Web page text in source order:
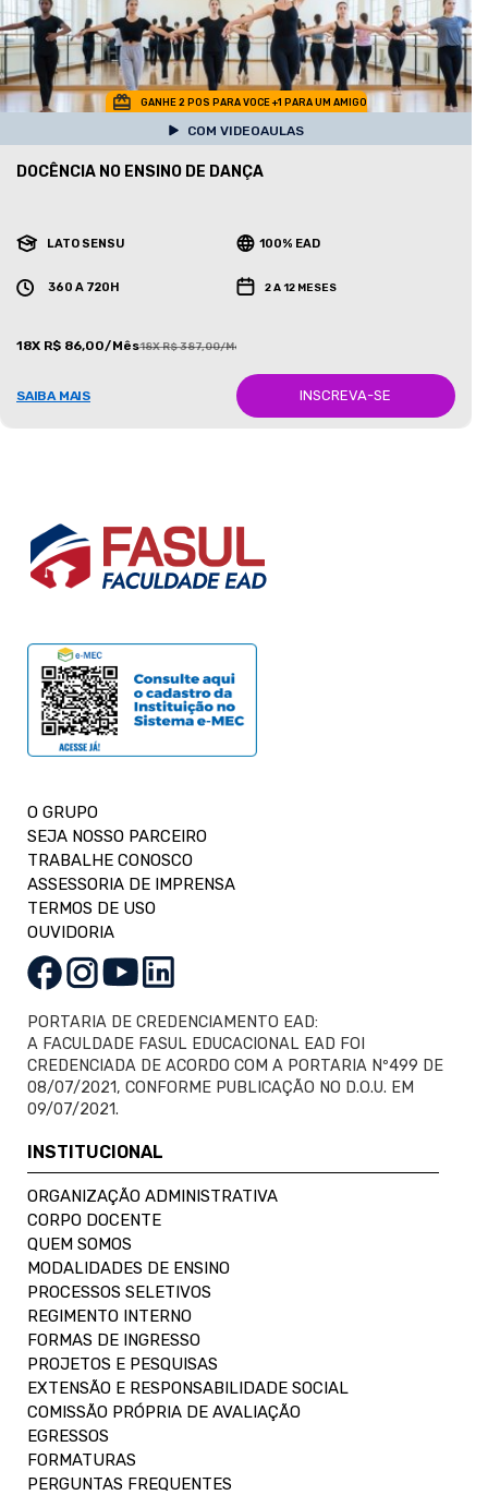
GANHE 2 POS PARA VOCE +1 PARA UM AMIGO
COM VIDEOAULAS
DOCÊNCIA NO ENSINO DE DANÇA
LATO SENSU 100% EAD
360 A 720H 2 A 12 MESES
18X R$ 86,00/Mês18X R$ 387,00/Mês
SAIBA MAIS INSCREVA-SE
O GRUPO
SEJA NOSSO PARCEIRO
TRABALHE CONOSCO
ASSESSORIA DE IMPRENSA
TERMOS DE USO
OUVIDORIA
PORTARIA DE CREDENCIAMENTO EAD:
A FACULDADE FASUL EDUCACIONAL EAD FOI
CREDENCIADA DE ACORDO COM A PORTARIA Nº499 DE
08/07/2021, CONFORME PUBLICAÇÃO NO D.O.U. EM
09/07/2021.
INSTITUCIONAL
ORGANIZAÇÃO ADMINISTRATIVA
CORPO DOCENTE
QUEM SOMOS
MODALIDADES DE ENSINO
PROCESSOS SELETIVOS
REGIMENTO INTERNO
FORMAS DE INGRESSO
PROJETOS E PESQUISAS
EXTENSÃO E RESPONSABILIDADE SOCIAL
COMISSÃO PRÓPRIA DE AVALIAÇÃO
EGRESSOS
FORMATURAS
PERGUNTAS FREQUENTES